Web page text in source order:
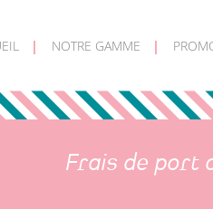
NOTRE GAMME
Frais de port